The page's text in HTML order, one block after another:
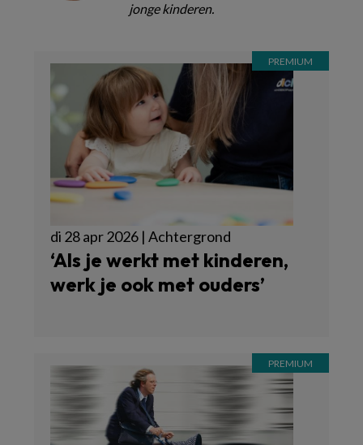
jonge kinderen.
di 28 apr 2026 | Achtergrond
‘Als je werkt met kinderen,
werk je ook met ouders’